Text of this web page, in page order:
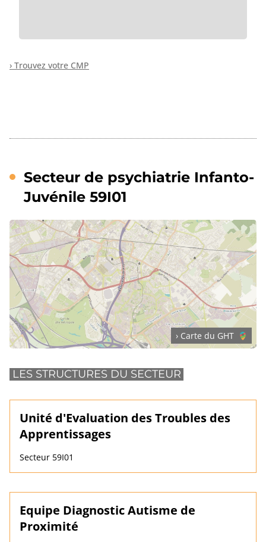
› Trouvez votre CMP
Secteur de psychiatrie Infanto-
Juvénile 59I01
› Carte du GHT
LES STRUCTURES DU SECTEUR
Unité d'Evaluation des Troubles des
Apprentissages
Secteur 59I01
Equipe Diagnostic Autisme de
Proximité